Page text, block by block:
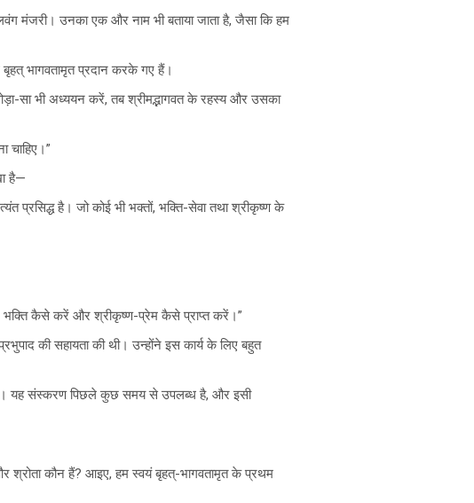
मंजरी। उनका एक और नाम भी बताया जाता है, जैसा कि हम
भागवतामृत प्रदान करके गए हैं।
सा भी अध्ययन करें, तब श्रीमद्भागवत के रहस्य और उसका
चाहिए।”
है—
प्रसिद्ध है। जो कोई भी भक्तों, भक्ति-सेवा तथा श्रीकृष्ण के
भक्ति कैसे करें और श्रीकृष्ण-प्रेम कैसे प्राप्त करें।”
की सहायता की थी। उन्होंने इस कार्य के लिए बहुत
यह संस्करण पिछले कुछ समय से उपलब्ध है, और इसी
श्रोता कौन हैं? आइए, हम स्वयं बृहत्-भागवतामृत के प्रथम